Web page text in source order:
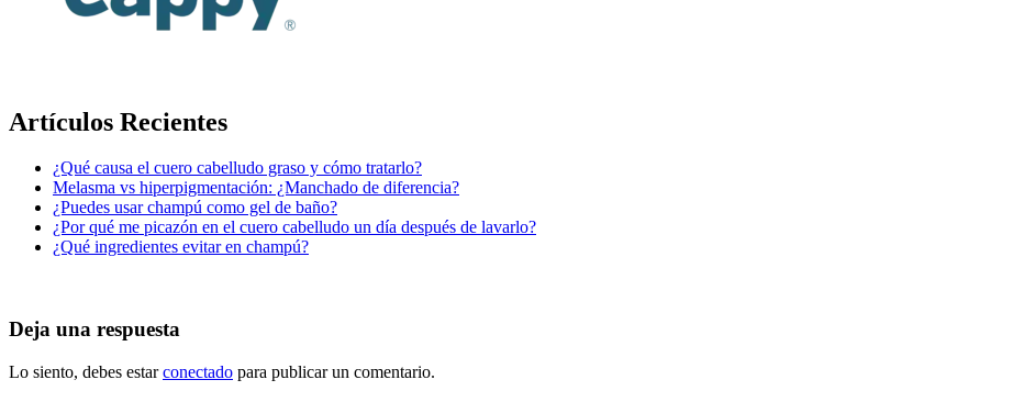
Artículos Recientes
¿Qué causa el cuero cabelludo graso y cómo tratarlo?
Melasma vs hiperpigmentación: ¿Manchado de diferencia?
¿Puedes usar champú como gel de baño?
¿Por qué me picazón en el cuero cabelludo un día después de lavarlo?
¿Qué ingredientes evitar en champú?
Deja una respuesta
Lo siento, debes estarconectado para publicar un comentario.